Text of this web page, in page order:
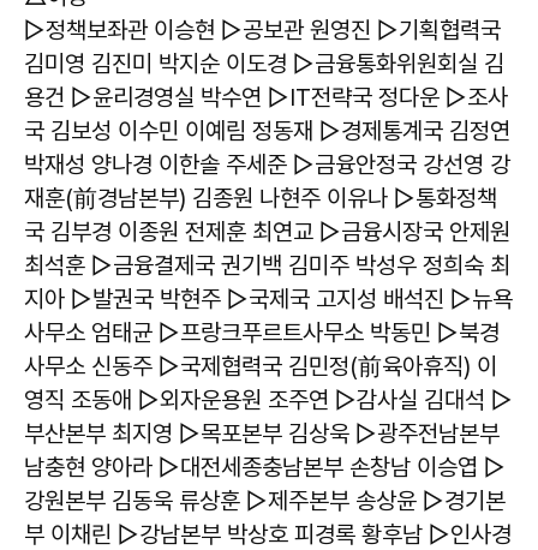
▷정책보좌관 이승현 ▷공보관 원영진 ▷기획협력국
김미영 김진미 박지순 이도경 ▷금융통화위원회실 김
용건 ▷윤리경영실 박수연 ▷IT전략국 정다운 ▷조사
국 김보성 이수민 이예림 정동재 ▷경제통계국 김정연
박재성 양나경 이한솔 주세준 ▷금융안정국 강선영 강
재훈(前경남본부) 김종원 나현주 이유나 ▷통화정책
국 김부경 이종원 전제훈 최연교 ▷금융시장국 안제원
최석훈 ▷금융결제국 권기백 김미주 박성우 정희숙 최
지아 ▷발권국 박현주 ▷국제국 고지성 배석진 ▷뉴욕
사무소 엄태균 ▷프랑크푸르트사무소 박동민 ▷북경
사무소 신동주 ▷국제협력국 김민정(前육아휴직) 이
영직 조동애 ▷외자운용원 조주연 ▷감사실 김대석 ▷
부산본부 최지영 ▷목포본부 김상욱 ▷광주전남본부
남충현 양아라 ▷대전세종충남본부 손창남 이승엽 ▷
강원본부 김동욱 류상훈 ▷제주본부 송상윤 ▷경기본
부 이채린 ▷강남본부 박상호 피경록 황후남 ▷인사경